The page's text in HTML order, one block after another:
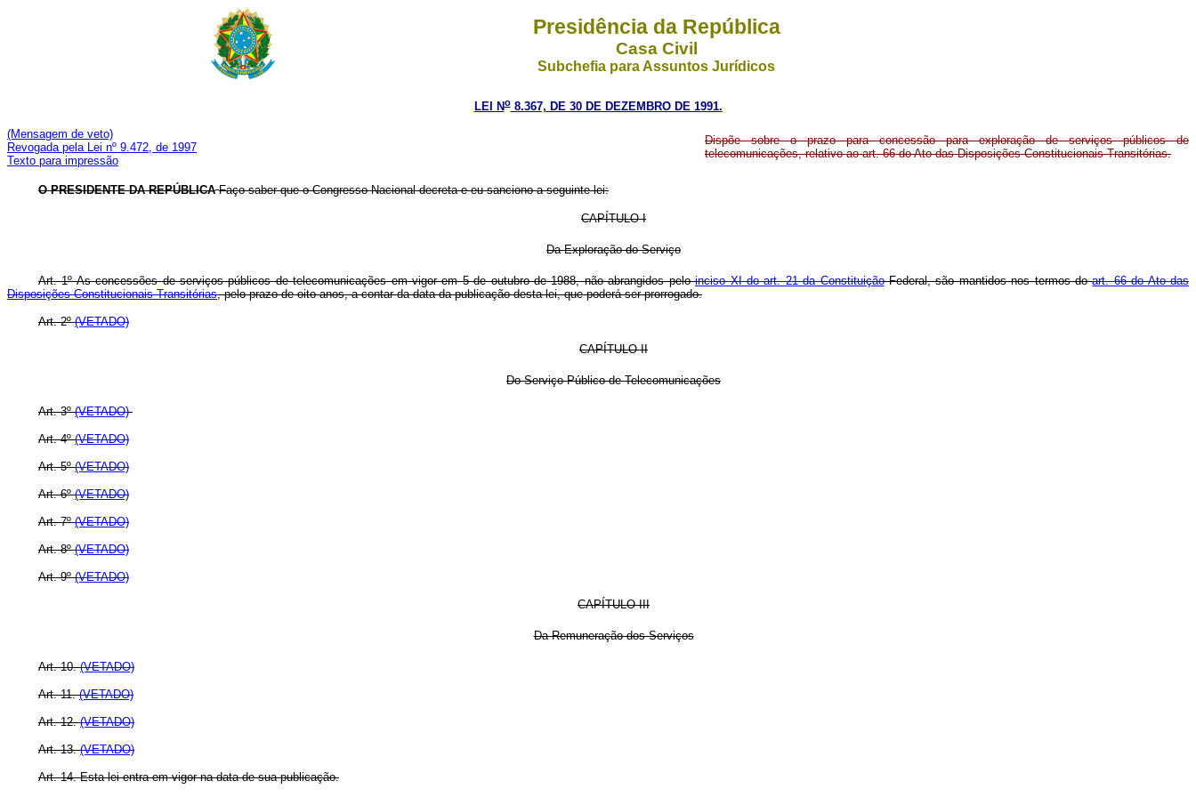
Presidência da República
Casa Civil
Subchefia para Assuntos Jurídicos
LEI No8.367, DE 30 DE DEZEMBRO DE 1991.
(Mensagem de veto)
Revogada pela Lei nº 9.472, de 1997
Texto para impressão
Dispõe sobre o prazo para concessão para exploração de serviços públicos de
telecomunicações, relativo ao art. 66 do Ato das Disposições Constitucionais Transitórias.
O PRESIDENTE DA REPÚBLICA Faço saber que o Congresso Nacional decreta e eu sanciono a seguinte lei:
CAPÍTULO I
Da Exploração do Serviço
Art. 1º As concessões de serviços públicos de telecomunicações em vigor em 5 de outubro de 1988, não abrangidos peloinciso XI do art. 21 da ConstituiçãoFederal, são mantidos nos termos doart. 66 do Ato das
Disposições Constitucionais Transitórias, pelo prazo de oito anos, a contar da data da publicação desta lei, que poderá ser prorrogado.
Art. 2º(VETADO)
CAPÍTULO II
Do Serviço Público de Telecomunicações
Art. 3º(VETADO)
Art. 4º(VETADO)
Art. 5º(VETADO)
Art. 6º(VETADO)
Art. 7º(VETADO)
Art. 8º(VETADO)
Art. 9º(VETADO)
CAPÍTULO III
Da Remuneração dos Serviços
Art. 10.(VETADO)
Art. 11.(VETADO)
Art. 12.(VETADO)
Art. 13.(VETADO)
Art. 14. Esta lei entra em vigor na data de sua publicação.